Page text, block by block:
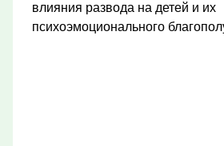
влияния развода на детей и их
психоэмоционального